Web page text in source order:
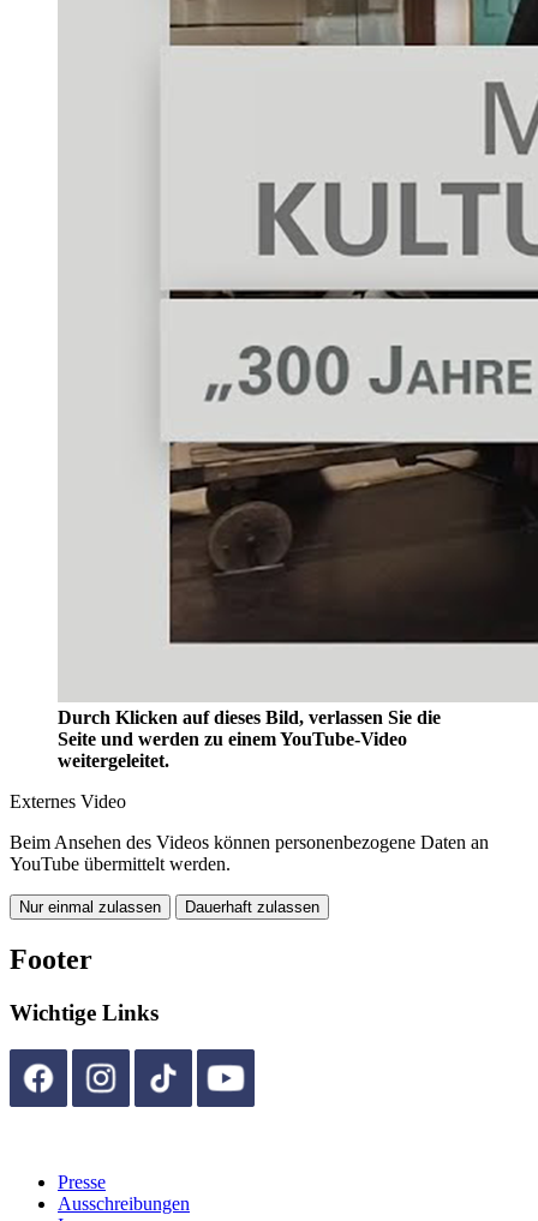
Durch Klicken auf dieses Bild, verlassen Sie die
Seite und werden zu einem YouTube-Video
weitergeleitet.
Externes Video
Beim Ansehen des Videos können personenbezogene Daten an
YouTube übermittelt werden.
Nur einmal zulassen Dauerhaft zulassen
Footer
Wichtige Links
Presse
Ausschreibungen